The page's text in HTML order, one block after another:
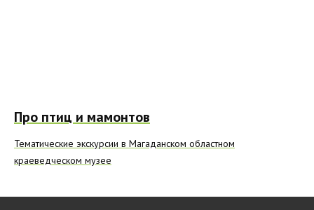
Про птиц и мамонтов
Тематические экскурсии в Магаданском областном
краеведческом музее